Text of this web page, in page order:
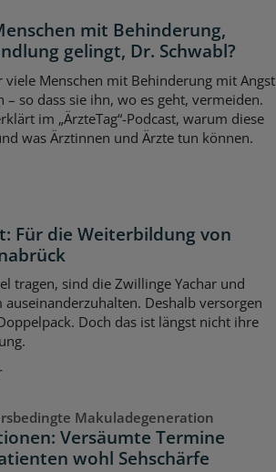
mit Behinderung,
gelingt, Dr. Schwabl?
viele Menschen mit Behinderung mit Angst
– so dass sie ihn, wo es geht, vermeiden.
im „ÄrzteTag“-Podcast, warum diese
was Ärztinnen und Ärzte tun können.
Für die Weiterbildung von
tragen, sind die Zwillinge Yachar und
auseinanderzuhalten. Deshalb versorgen
Doch das ist längst nicht ihre
Makuladegeneration
Versäumte Termine
wohl Sehschärfe